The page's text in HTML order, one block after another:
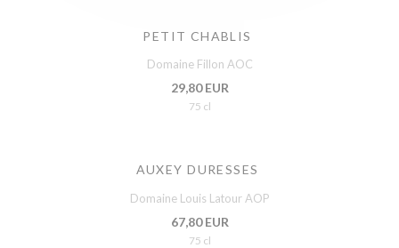
PETIT CHABLIS
Domaine Fillon AOC
29,80 EUR
75 cl
AUXEY DURESSES
Domaine Louis Latour AOP
67,80 EUR
75 cl